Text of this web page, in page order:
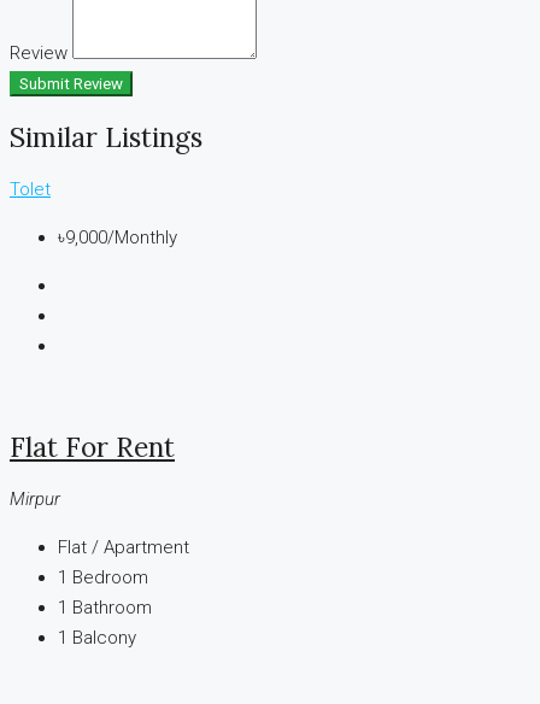
Review
Submit Review
Similar Listings
Tolet
৳9,000/Monthly
Flat For Rent
Mirpur
Flat / Apartment
1 Bedroom
1 Bathroom
1 Balcony